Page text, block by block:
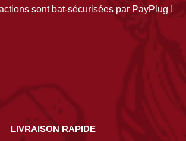
sont bat-sécurisées par PayPlug !
LIVRAISON RAPIDE